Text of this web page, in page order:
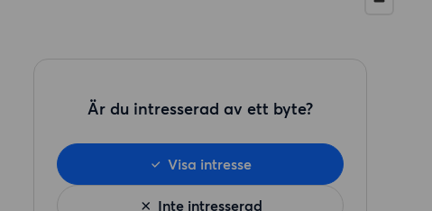
Är du intresserad av ett byte?
Inte intresserad
Visa intresse